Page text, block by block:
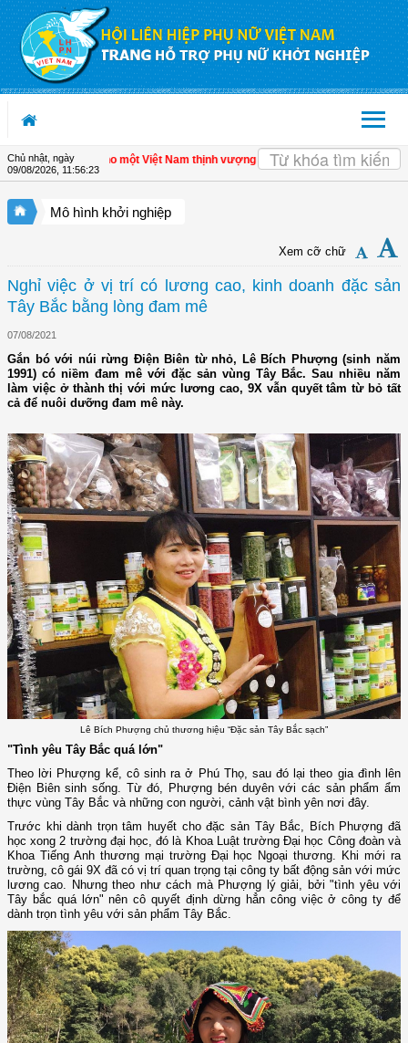
Truy cập nội dung luôn
Chủ nhật, ngày
09/08/2026 11:56:24
- Đòn bẩy cho một Việt Nam thịnh vượng | Hội LHPN tỉnh Kiên Giang biểu
Mô hình khởi nghiệp
Xem cỡ chữ
Nghỉ việc ở vị trí có lương cao, kinh doanh đặc sản
Tây Bắc bằng lòng đam mê
07/08/2021
Gắn bó với núi rừng Điện Biên từ nhỏ, Lê Bích Phượng (sinh năm
1991) có niềm đam mê với đặc sản vùng Tây Bắc. Sau nhiều năm
làm việc ở thành thị với mức lương cao, 9X vẫn quyết tâm từ bỏ tất
cả để nuôi dưỡng đam mê này.
Lê Bích Phượng chủ thương hiệu “Đặc sản Tây Bắc sạch”
"Tình yêu Tây Bắc quá lớn"
Theo lời Phượng kể, cô sinh ra ở Phú Thọ, sau đó lại theo gia đình lên
Điện Biên sinh sống. Từ đó, Phượng bén duyên với các sản phẩm ẩm
thực vùng Tây Bắc và những con người, cảnh vật bình yên nơi đây.
Trước khi dành trọn tâm huyết cho đặc sản Tây Bắc, Bích Phượng đã
học xong 2 trường đại học, đó là Khoa Luật trường Đại học Công đoàn và
Khoa Tiếng Anh thương mại trường Đại học Ngoại thương. Khi mới ra
trường, cô gái 9X đã có vị trí quan trọng tại công ty bất động sản với mức
lương cao. Nhưng theo như cách mà Phượng lý giải, bởi "tình yêu với
Tây bắc quá lớn" nên cô quyết định dừng hẳn công việc ở công ty để
dành trọn tình yêu với sản phẩm Tây Bắc.